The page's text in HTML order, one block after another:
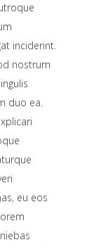
inciderint.
nostrum
duo ea.
eu eos